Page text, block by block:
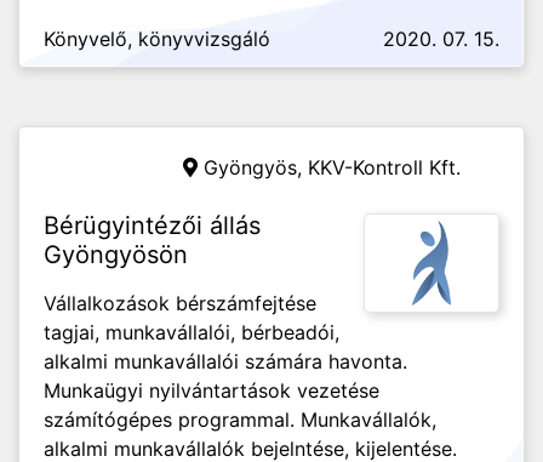
Könyvelő, könyvvizsgáló 2020. 07. 15.
Gyöngyös, KKV-Kontroll Kft.
Bérügyintézői állás
Gyöngyösön
Vállalkozások bérszámfejtése
tagjai, munkavállalói, bérbeadói,
alkalmi munkavállalói számára havonta.
Munkaügyi nyilvántartások vezetése
számítógépes programmal. Munkavállalók,
alkalmi munkavállalók bejelntése, kijelentése.